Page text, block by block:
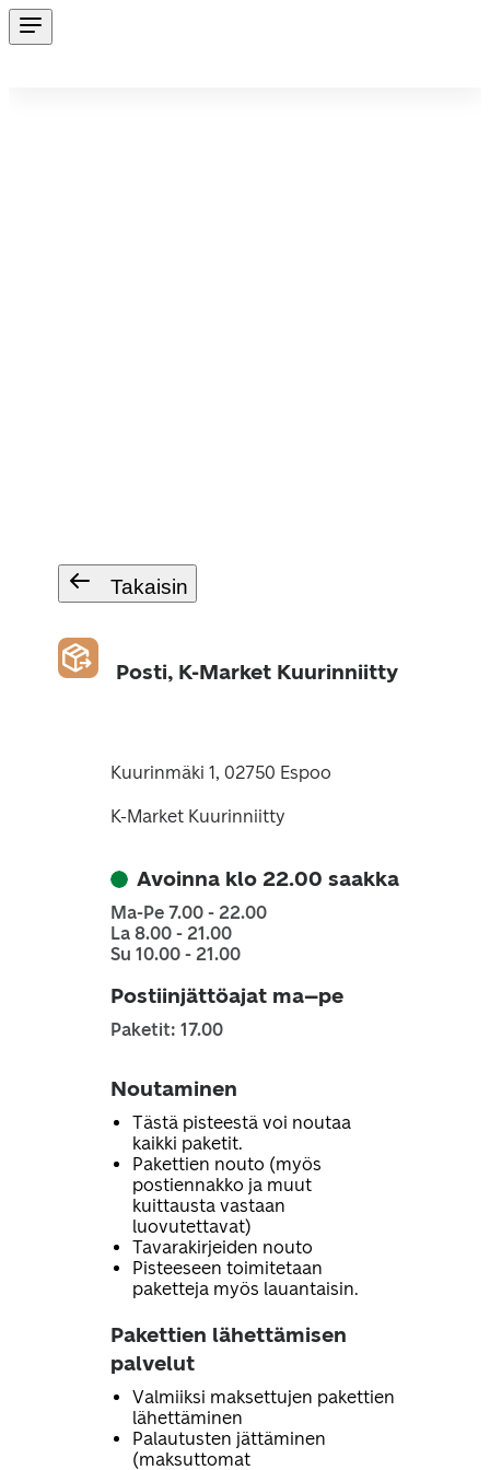
Takaisin
Posti, K-Market Kuurinniitty
Kuurinmäki 1, 02750 Espoo
K-Market Kuurinniitty
Avoinna klo 22.00 saakka
Ma-Pe 7.00 - 22.00
La 8.00 - 21.00
Su 10.00 - 21.00
Postiinjättöajat ma–pe
Paketit: 17.00
Noutaminen
Tästä pisteestä voi noutaa
kaikki paketit.
Pakettien nouto (myös
postiennakko ja muut
kuittausta vastaan
luovutettavat)
Tavarakirjeiden nouto
Pisteeseen toimitetaan
paketteja myös lauantaisin.
Pakettien lähettämisen
palvelut
Valmiiksi maksettujen pakettien
lähettäminen
Palautusten jättäminen
(maksuttomat